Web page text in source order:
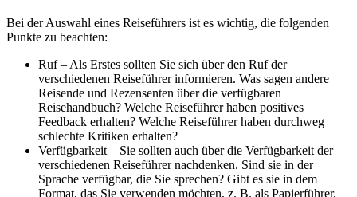
Bei der Auswahl eines Reiseführers ist es wichtig, die folgenden
Punkte zu beachten:
Ruf – Als Erstes sollten Sie sich über den Ruf der
verschiedenen Reiseführer informieren. Was sagen andere
Reisende und Rezensenten über die verfügbaren
Reisehandbuch? Welche Reiseführer haben positives
Feedback erhalten? Welche Reiseführer haben durchweg
schlechte Kritiken erhalten?
Verfügbarkeit – Sie sollten auch über die Verfügbarkeit der
verschiedenen Reiseführer nachdenken. Sind sie in der
Sprache verfügbar, die Sie sprechen? Gibt es sie in dem
Format, das Sie verwenden möchten, z. B. als Papierführer,